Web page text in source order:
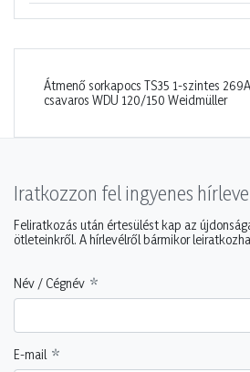
Átmenő sorkapocs TS35 1-szintes
csavaros WDU 120/150 Weidmüller
Iratkozzon fel ingyenes
Feliratkozás után értesülést kap az
ötleteinkről. A hírlevélről bármikor
Név / Cégnév
E-mail